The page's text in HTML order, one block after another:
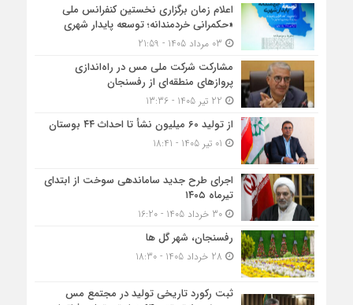
اعلام زمان برگزاری نخستین کنفرانس ملی
«حکمرانی خردمندانه؛ توسعه پایدار شهری
مشارکت شرکت ملی مس در راه‌اندازی
پروازهای منطقه‌ای از رفسنجان
از تولید ۶۰ میلیون نشأ تا احداث ۴۴ بوستان
اجرای طرح جدید ساماندهی سوخت از ابتدای
تیرماه ۱۴۰۵
30 خرداد 1405 - 16:20
رفسنجان، شهر گل ها
ثبت رکورد تاریخی تولید در مجتمع مس